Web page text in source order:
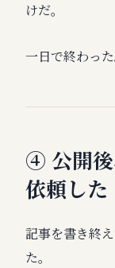
けだ。
一日で終わった
④ 公開後
依頼した
記事を書き終
た。